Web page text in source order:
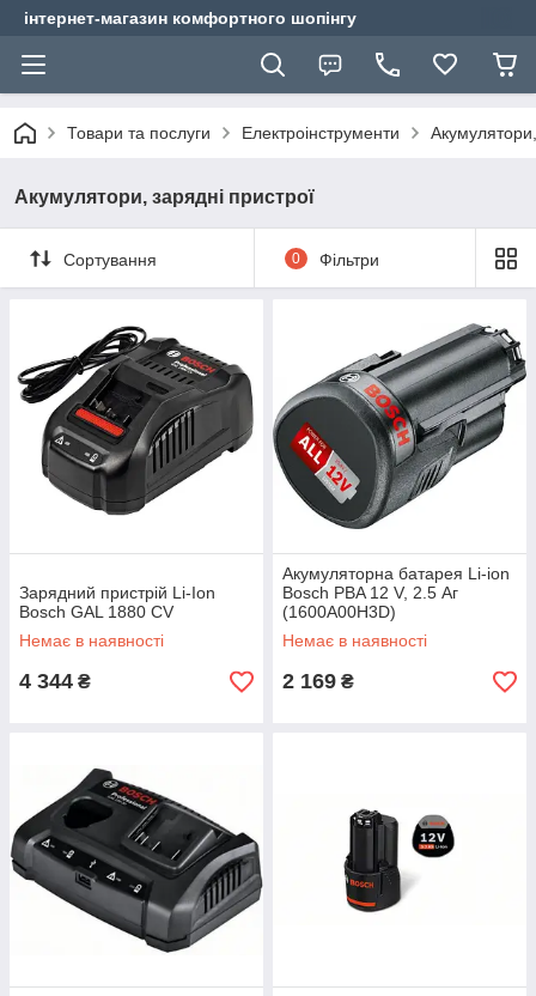
інтернет-магазин комфортного шопінгу
Товари та послуги Електроінструменти
Акумулятори, зарядні пристрої
Сортування 0 Фільтри
Зарядний пристрій Li-Ion
Bosch GAL 1880 CV
Немає в наявності
4 344 ₴
Акумуляторна батарея Li-ion
Bosch PBA 12 V, 2.5 Аг
(1600A00H3D)
Немає в наявності
2 169 ₴